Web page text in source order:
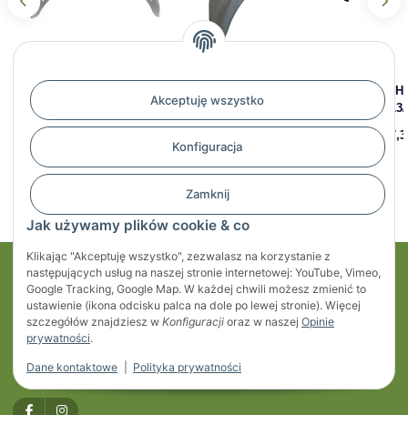
Akceptuję wszystko
Konfiguracja
Zamknij
Jak używamy plików cookie & co
Klikając "Akceptuję wszystko", zezwalasz na korzystanie z
następujących usług na naszej stronie internetowej: YouTube, Vimeo,
Google Tracking, Google Map. W każdej chwili możesz zmienić to
ustawienie (ikona odcisku palca na dole po lewej stronie). Więcej
szczegółów znajdziesz w Konfiguracji oraz w naszej Opinie
prywatności.
Dane kontaktowe Polityka prywatności
De Haan - Błotnik HMHR
2275, HM 2212/12, B 220/S
750 mm, prostokątny
128,05 zł
ocynkowanej
De
Moje konto
Regulaminy